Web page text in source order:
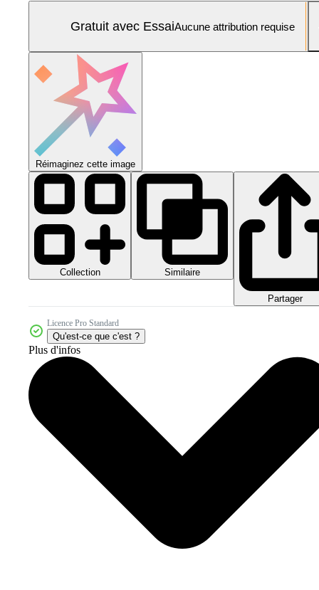
Gratuit avec EssaiAucune attribution requise
Réimaginez cette image
Collection Similaire
Partager
Licence Pro Standard
Qu'est-ce que c'est ?
Plus d'infos